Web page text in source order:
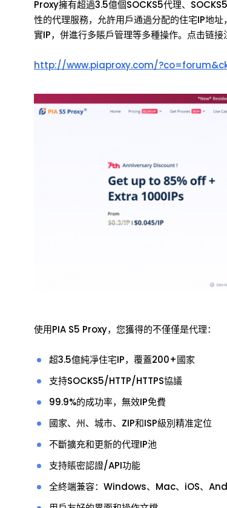
Proxy擁有超過3.5億個SOCKS5代理、
性的代理服務，允許用戶通過分配的住宅IP地
實IP，併進行多賬戶管理等多種操作。点击链
http://www.piaproxy.com/
使用PIA S5 Proxy，您獲得的不僅僅是代理：
超3.5億純凈住宅IP，覆蓋200+國家
支持SOCKS5/HTTP/HTTPS協議
99.9%的成功率，無效IP免費
國家、州、城市、ZIP和ISP級別精准定位
不斷擴充和更新的代理IP池
支持賬密認證/API功能
全終端兼容：Windows、Mac、iOS、